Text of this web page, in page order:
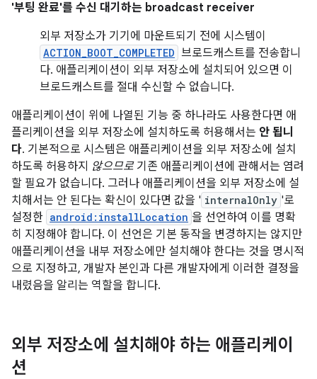
'부팅 완료'를 수신 대기하는 broadcast receiver
외부 저장소가 기기에 마운트되기 전에 시스템이
ACTION_BOOT_COMPLETED 브로드캐스트를 전송합니
다. 애플리케이션이 외부 저장소에 설치되어 있으면 이
브로드캐스트를 절대 수신할 수 없습니다.
애플리케이션이 위에 나열된 기능 중 하나라도 사용한다면 애
플리케이션을 외부 저장소에 설치하도록 허용해서는 안 됩니
다. 기본적으로 시스템은 애플리케이션을 외부 저장소에 설치
하도록 허용하지 않으므로기존 애플리케이션에 관해서는 염려
할 필요가 없습니다. 그러나 애플리케이션을 외부 저장소에 설
치해서는 안 된다는 확신이 있다면 값을 ' internalOnly '로
설정한 android:installLocation 을 선언하여 이를 명확
히 지정해야 합니다. 이 선언은 기본 동작을 변경하지는 않지만
애플리케이션을 내부 저장소에만 설치해야 한다는 것을 명시적
으로 지정하고, 개발자 본인과 다른 개발자에게 이러한 결정을
내렸음을 알리는 역할을 합니다.
외부 저장소에 설치해야 하는 애플리케이
션